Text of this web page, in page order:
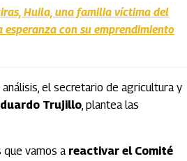
Huila, una familia víctima del
con su emprendimiento
el secretario de agricultura y
Trujillo, plantea las
que vamos a reactivar el Comité